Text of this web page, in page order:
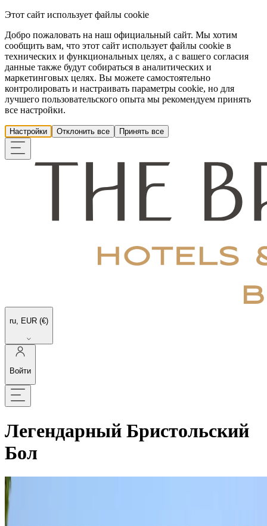
Этот сайт использует файлы cookie
Добро пожаловать на наш официальный сайт. Мы хотим
сообщить вам, что этот сайт использует файлы cookie в
технических и функциональных целях, а с вашего согласия
данные также будут собираться в аналитических и
маркетинговых целях. Вы можете самостоятельно
контролировать и настраивать параметры cookie, но для
лучшего пользовательского опыта мы рекомендуем принять
все настройки.
Настройки Отклонить все Принять все
ru, EUR (€)
Войти
Легендарный Бристольский
Бол
Жемчужина Хорватской Ривьеры
Исследовать